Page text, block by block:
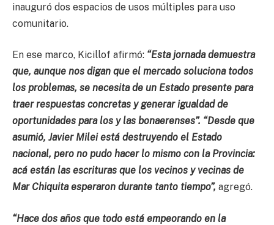
inauguró dos espacios de usos múltiples para uso
comunitario.
En ese marco, Kicillof afirmó: “Esta jornada demuestra
que, aunque nos digan que el mercado soluciona todos
los problemas, se necesita de un Estado presente para
traer respuestas concretas y generar igualdad de
oportunidades para los y las bonaerenses”. “Desde que
asumió, Javier Milei está destruyendo el Estado
nacional, pero no pudo hacer lo mismo con la Provincia:
acá están las escrituras que los vecinos y vecinas de
Mar Chiquita esperaron durante tanto tiempo”, agregó.
“Hace dos años que todo está empeorando en la